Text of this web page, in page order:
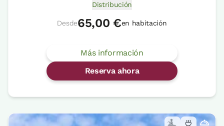
Distribución
Desde65,00 €en habitación
Más información
Reserva ahora